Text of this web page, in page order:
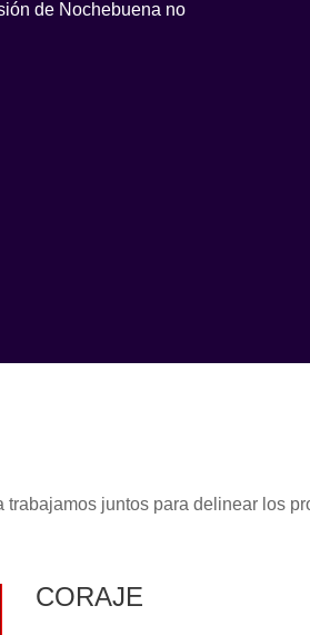
de Nochebuena no
juntos para delinear los
CORAJE